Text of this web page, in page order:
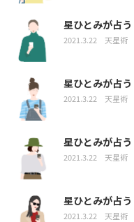
星ひとみが占
2021.3.22 天星術
星ひとみが占
2021.3.22 天星術
星ひとみが占
2021.3.22 天星術
星ひとみが占
2021.3.22 天星術